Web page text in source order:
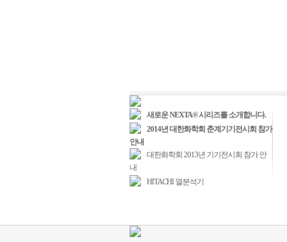
새로운 NEXTA® 시리즈를 소개합니다.
2014년 대한화학회 춘계기기전시회 참가
안내
대한화학회 2013년 기기전시회 참가 안
내
HITACHI 열분석기